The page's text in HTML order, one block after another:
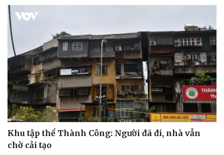
Khu tập thể Thành Công: Người đã đi, nhà vẫn
chờ cải tạo